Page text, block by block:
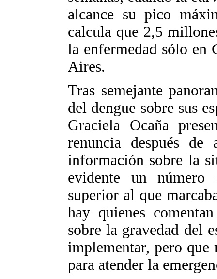
alcance su pico
calcula que 2,5
la enfermedad sólo en
Aires.
Tras semejante
del dengue sobre sus
Graciela Ocaña
renuncia después de
información sobre la
evidente un número
superior al que
hay quienes
sobre la gravedad del
implementar, pero
para atender la